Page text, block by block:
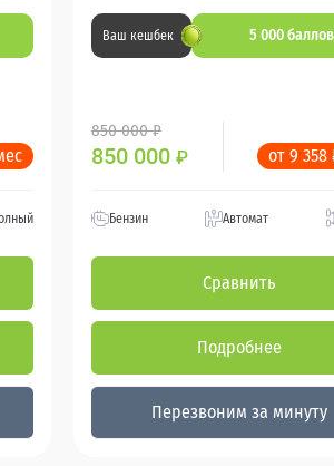
Ваш кешбек 5 000 баллов
850 000 ₽
850 000 ₽ от 9
Бензин Автомат
Сравнить
Подробнее
Перезвоним за минуту